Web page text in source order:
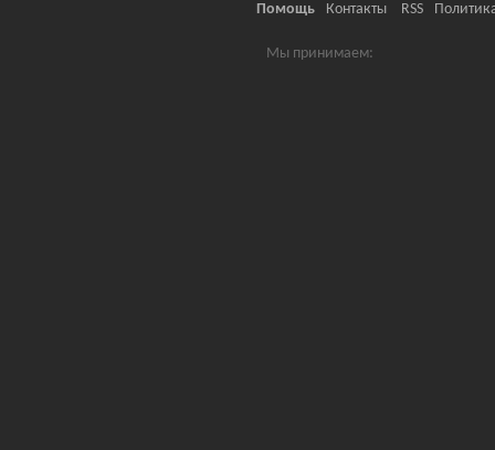
Помощь Контакты RSS
Мы принимаем: